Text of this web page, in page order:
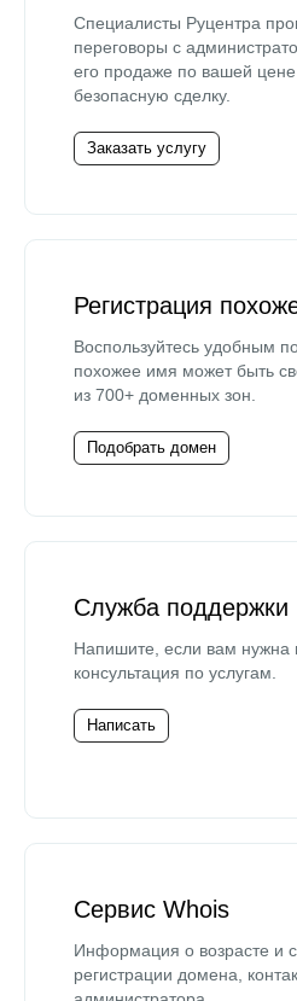
Специалисты Руцентра
переговоры с
его продаже по вашей
безопасную сделку.
Заказать услугу
Регистрация
Воспользуйтесь удобным
похожее имя может быть
из 700+ доменных зон.
Подобрать домен
Служба поддержки
Напишите, если вам
консультация по услугам.
Написать
Сервис Whois
Информация о возрасте и
регистрации домена,